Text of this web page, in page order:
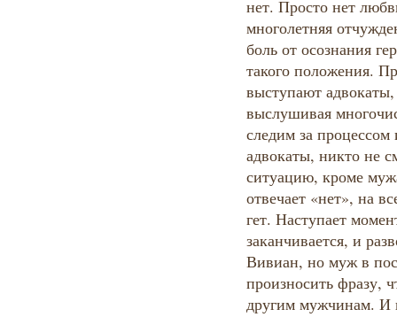
нет. Просто нет
многолетняя
боль от осознания
такого положения.
выступают
выслушивая
следим за
адвокаты, никто не
ситуацию, кроме
отвечает «нет», на
гет. Наступает
заканчивается, и
Вивиан, но муж в
произносить фразу,
другим мужчинам. И